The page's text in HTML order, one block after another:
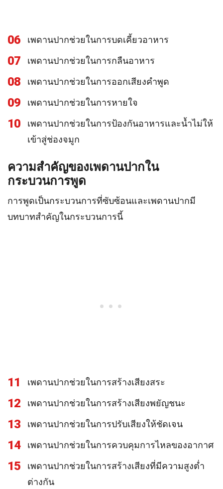
06 เพดานปากช่วยในการบดเคี้ยวอาหาร
07 เพดานปากช่วยในการกลืนอาหาร
08 เพดานปากช่วยในการออกเสียงคำพูด
09 เพดานปากช่วยในการหายใจ
10
เพดานปากช่วยในการป้องกันอาหารและน้ำไม่ให้
เข้าสู่ช่องจมูก
ความสำคัญของเพดานปากใน
กระบวนการพูด
การพูดเป็นกระบวนการที่ซับซ้อนและเพดานปากมี
บทบาทสำคัญในกระบวนการนี้
11 เพดานปากช่วยในการสร้างเสียงสระ
12 เพดานปากช่วยในการสร้างเสียงพยัญชนะ
13 เพดานปากช่วยในการปรับเสียงให้ชัดเจน
14 เพดานปากช่วยในการควบคุมการไหลของอากาศ
15
เพดานปากช่วยในการสร้างเสียงที่มีความสูงต่ำ
ต่างกัน